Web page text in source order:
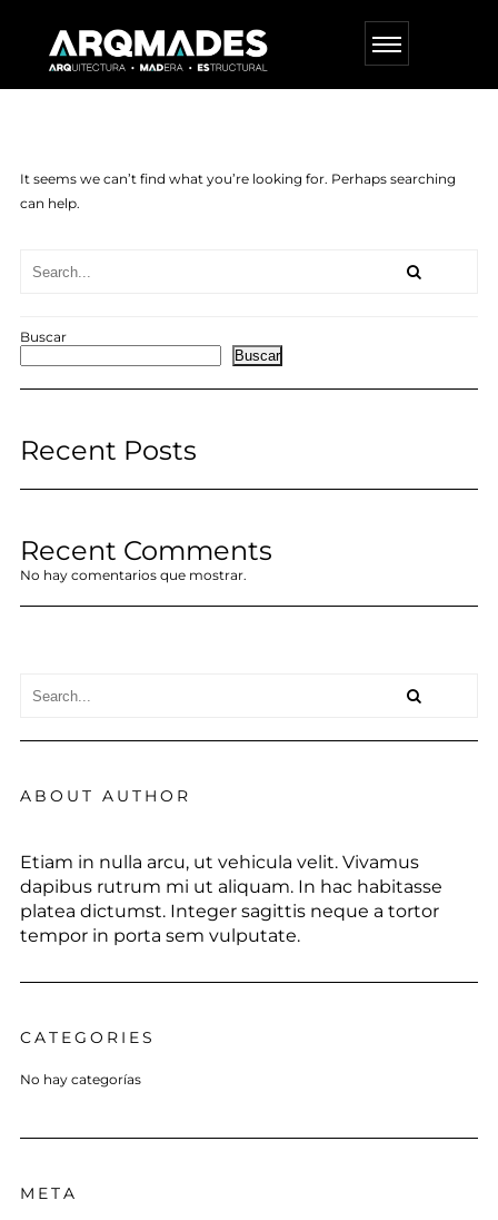
It seems we can’t find what you’re looking for. Perhaps searching
can help.
Buscar
Buscar
Recent Posts
Recent Comments
No hay comentarios que mostrar.
ABOUT AUTHOR
Etiam in nulla arcu, ut vehicula velit. Vivamus
dapibus rutrum mi ut aliquam. In hac habitasse
platea dictumst. Integer sagittis neque a tortor
tempor in porta sem vulputate.
CATEGORIES
No hay categorías
META